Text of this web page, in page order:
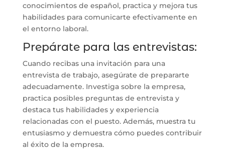
conocimientos de español, practica y mejora tus
habilidades para comunicarte efectivamente en
el entorno laboral.
Prepárate para las entrevistas:
Cuando recibas una invitación para una
entrevista de trabajo, asegúrate de prepararte
adecuadamente. Investiga sobre la empresa,
practica posibles preguntas de entrevista y
destaca tus habilidades y experiencia
relacionadas con el puesto. Además, muestra tu
entusiasmo y demuestra cómo puedes contribuir
al éxito de la empresa.